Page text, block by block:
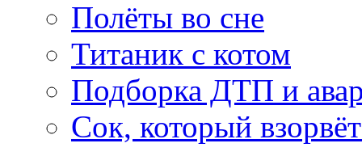
Полёты во сне
Титаник с котом
Подборка ДТП и
Сок, который